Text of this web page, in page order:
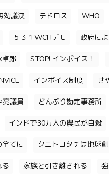
効議決 テドロス WHO
５３１WCHデモ 政府に
卓郎 STOP! インボイス！
インボイス制度 せ
亮議員 どんぶり勘定事務所
インドで30万人の農民が自殺
てに クニトコタチは地球
家族と引き離される